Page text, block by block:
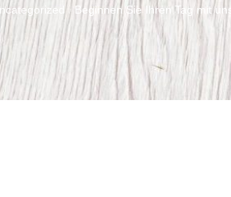
/ Beginnen Sie Ihren Tag mit